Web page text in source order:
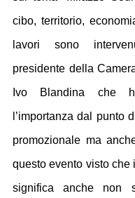
cibo, territorio,
lavori sono
presidente della
Ivo Blandina che
l’importanza dal punto
promozionale ma
questo evento visto che
significa anche non